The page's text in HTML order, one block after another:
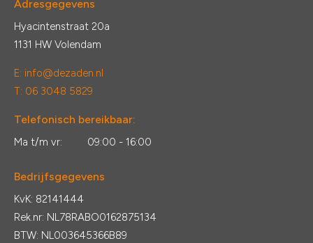
Adresgegevens
Hyacintenstraat 20a
1131 HW Volendam
E: info@dezaden.nl
T: 06 3048 5829
Telefonisch bereikbaar:
Ma t/m vr: 09:00 - 16:00
Bedrijfsgegevens
KvK: 82141444
Rek.nr: NL78RABO0162875134
BTW: NL003645366B89